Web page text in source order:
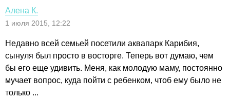
Алена К.
1 июля 2015, 12:22
Недавно всей семьей посетили аквапарк Карибия,
сынуля был просто в восторге. Теперь вот думаю, чем
бы его еще удивить. Меня, как молодую маму, постоянно
мучает вопрос, куда пойти с ребенком, чтоб ему было не
только ...